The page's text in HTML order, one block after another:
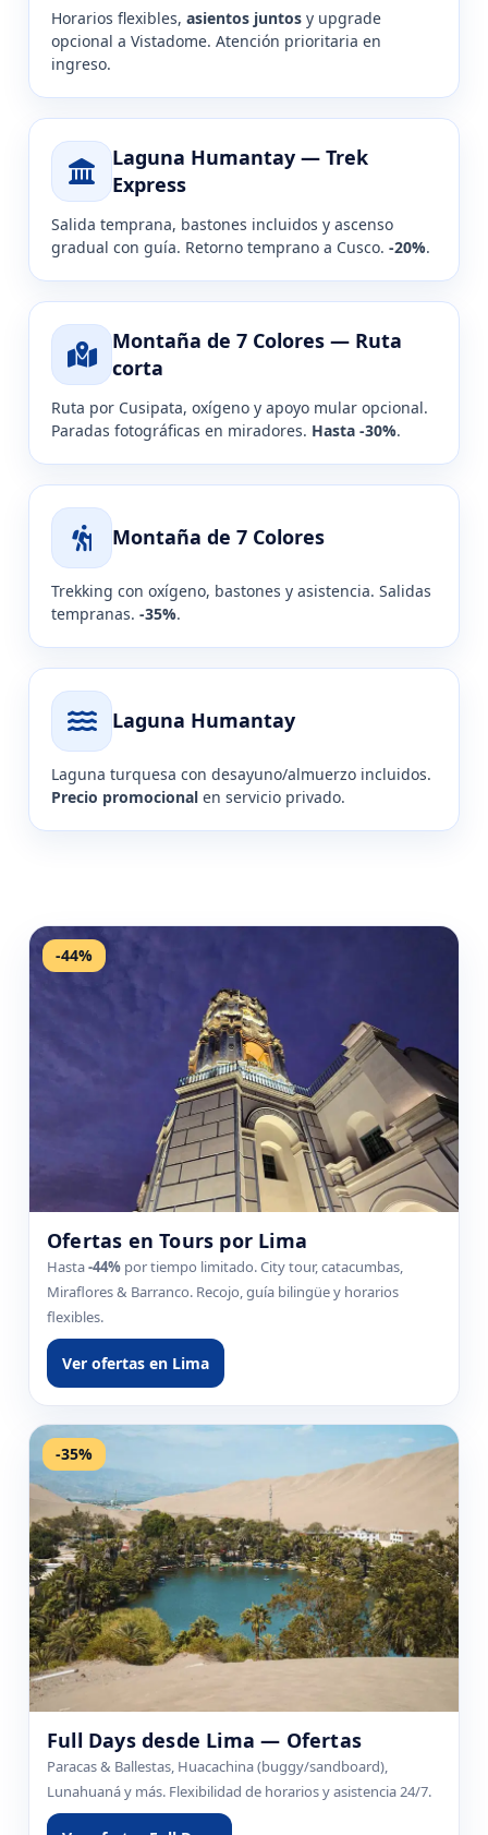
Horarios flexibles, asientos juntos y upgrade
opcional a Vistadome. Atención prioritaria en
ingreso.
Laguna Humantay — Trek
Express
Salida temprana, bastones incluidos y ascenso
gradual con guía. Retorno temprano a Cusco. -20%.
Montaña de 7 Colores — Ruta
corta
Ruta por Cusipata, oxígeno y apoyo mular opcional.
Paradas fotográficas en miradores. Hasta -30%.
Montaña de 7 Colores
Trekking con oxígeno, bastones y asistencia. Salidas
tempranas. -35%.
Laguna Humantay
Laguna turquesa con desayuno/almuerzo incluidos.
Precio promocional en servicio privado.
-44%
Ofertas en Tours por Lima
Hasta-44% por tiempo limitado. City tour, catacumbas,
Miraflores & Barranco. Recojo, guía bilingüe y horarios
flexibles.
Ver ofertas en Lima
-35%
Full Days desde Lima — Ofertas
Paracas & Ballestas, Huacachina (buggy/sandboard),
Lunahuaná y más. Flexibilidad de horarios y asistencia 24/7.